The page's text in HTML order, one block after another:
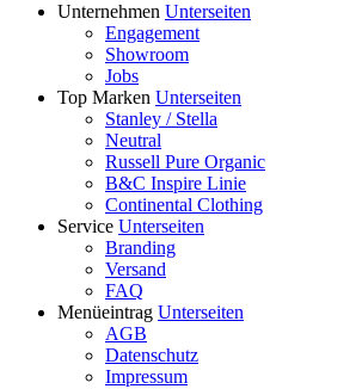
Unternehmen Unterseiten
Engagement
Showroom
Jobs
Top Marken Unterseiten
Stanley / Stella
Neutral
Russell Pure Organic
B&C Inspire Linie
Continental Clothing
Service Unterseiten
Branding
Versand
FAQ
Menüeintrag Unterseiten
AGB
Datenschutz
Impressum